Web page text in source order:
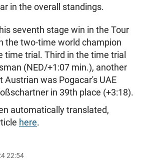
in the overall standings.
seventh stage win in the Tour
the two-time world champion
time trial. Third in the time trial
(NED/+1:07 min.), another
Austrian was Pogacar's UAE
in 39th place (+3:18).
automatically translated,
here.
22:54